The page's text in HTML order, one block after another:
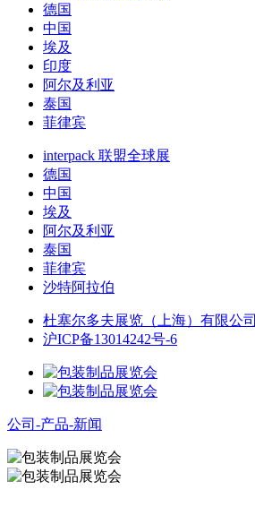
德国
中国
埃及
印度
阿尔及利亚
泰国
菲律宾
interpack 联盟全球展
德国
中国
埃及
阿尔及利亚
泰国
菲律宾
沙特阿拉伯
杜塞尔多夫展览（上海）有限公司
沪ICP备13014242号-6
公司-产品-新闻